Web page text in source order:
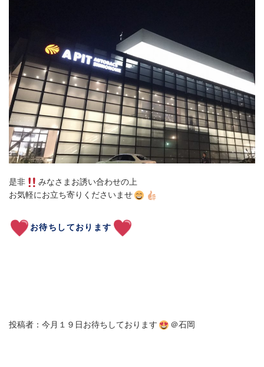
是非
みなさまお誘い合わせの上
お気軽にお立ち寄りくださいませ
お待ちしております
投稿者：今月１９日お待ちしております ＠石岡